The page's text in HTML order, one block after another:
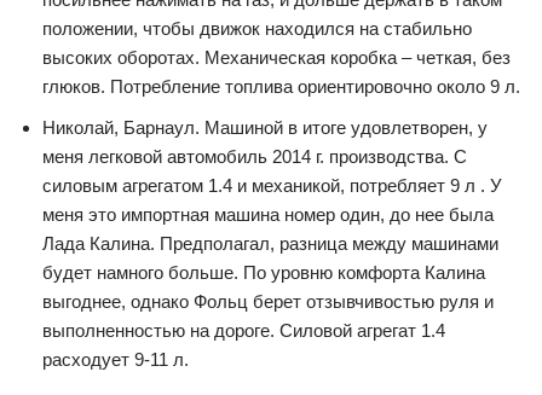
положении, чтобы движок находился на стабильно
высоких оборотах. Механическая коробка – четкая, без
глюков. Потребление топлива ориентировочно около 9 л.
Николай, Барнаул. Машиной в итоге удовлетворен, у
меня легковой автомобиль 2014 г. производства. С
силовым агрегатом 1.4 и механикой, потребляет 9 л . У
меня это импортная машина номер один, до нее была
Лада Калина. Предполагал, разница между машинами
будет намного больше. По уровню комфорта Калина
выгоднее, однако Фольц берет отзывчивостью руля и
выполненностью на дороге. Силовой агрегат 1.4
расходует 9-11 л.